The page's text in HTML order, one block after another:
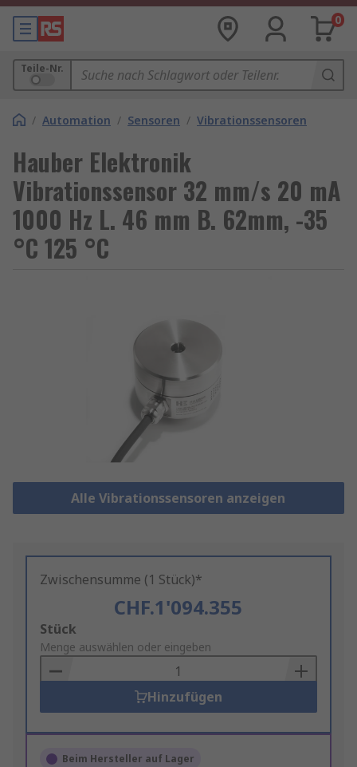
0
Teile-Nr.
/ Automation / Sensoren / Vibrationssensoren
Hauber Elektronik
Vibrationssensor 32 mm/s 20 mA
1000 Hz L. 46 mm B. 62mm, -35
°C 125 °C
Alle Vibrationssensoren anzeigen
Zwischensumme (1 Stück)*
CHF.1'094.355
Add
to
Basket
Stück
Menge auswählen oder eingeben
Hinzufügen
Beim Hersteller auf Lager